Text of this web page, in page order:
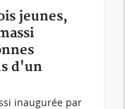
jeunes,
d'un
inaugurée par